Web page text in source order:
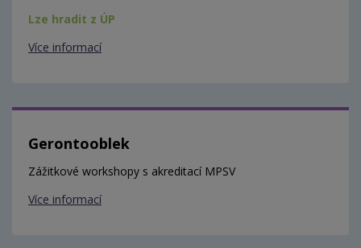
Lze hradit z ÚP
Více informací
Gerontooblek
Zážitkové workshopy s akreditací MPSV
Více informací